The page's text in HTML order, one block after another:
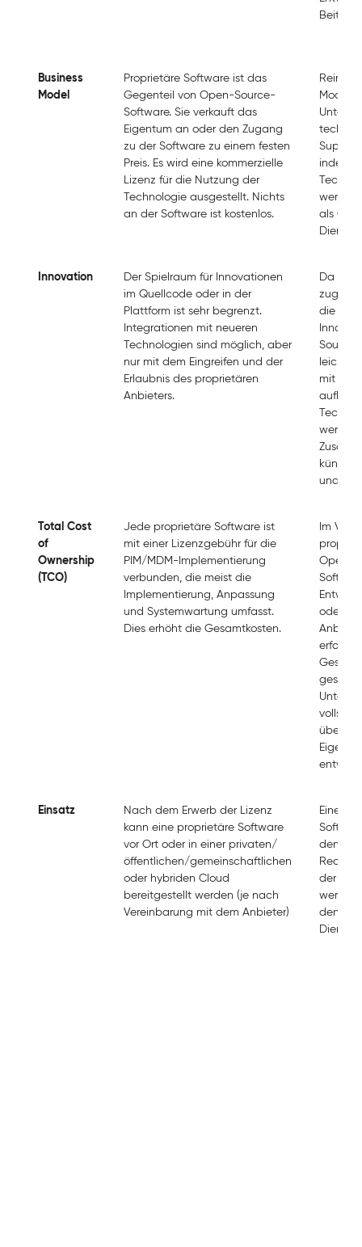
Business
Model
Proprietäre Software ist das
Gegenteil von Open-Source-
Software. Sie verkauft das
Eigentum an oder den Zugang
zu der Software zu einem festen
Preis. Es wird eine kommerzielle
Lizenz für die Nutzung der
Technologie ausgestellt. Nichts
an der Software ist kostenlos.
Reine
indem
werden
als
Dienst
Innovation
Der Spielraum für Innovationen
im Quellcode oder in der
Plattform ist sehr begrenzt.
Integrationen mit neueren
Technologien sind möglich, aber
nur mit dem Eingreifen und der
Erlaubnis des proprietären
Anbieters.
Da der
die
leicht
mit
und
Total Cost
of
Ownership
(TCO)
Jede proprietäre Software ist
mit einer Lizenzgebühr für die
PIM/MDM-Implementierung
verbunden, die meist die
Implementierung, Anpassung
und Systemwartung umfasst.
Dies erhöht die Gesamtkosten.
Im
Open-
oder
über
Einsatz
Nach dem Erwerb der Lizenz
kann eine proprietäre Software
vor Ort oder in einer privaten/
öffentlichen/gemeinschaftlichen
oder hybriden Cloud
bereitgestellt werden (je nach
Vereinbarung mit dem Anbieter)
Eine
den
der
den